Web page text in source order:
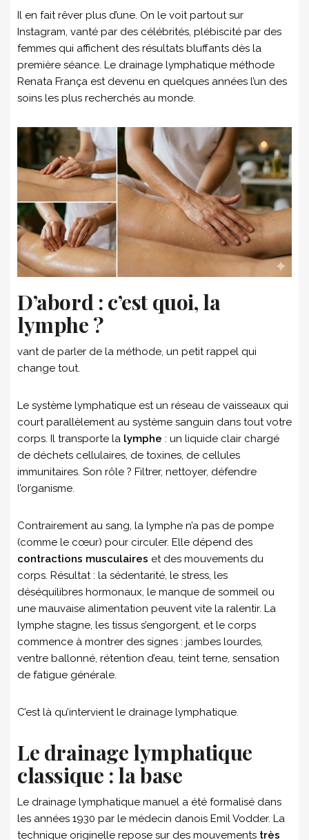
Il en fait rêver plus d’une. On le voit partout sur
Instagram, vanté par des célébrités, plébiscité par des
femmes qui affichent des résultats bluffants dès la
première séance. Le drainage lymphatique méthode
Renata França est devenu en quelques années l’un des
soins les plus recherchés au monde.
D’abord : c’est quoi, la
lymphe ?
vant de parler de la méthode, un petit rappel qui
change tout.
Le système lymphatique est un réseau de vaisseaux qui
court parallèlement au système sanguin dans tout votre
corps. Il transporte la lymphe : un liquide clair chargé
de déchets cellulaires, de toxines, de cellules
immunitaires. Son rôle ? Filtrer, nettoyer, défendre
l’organisme.
Contrairement au sang, la lymphe n’a pas de pompe
(comme le cœur) pour circuler. Elle dépend des
contractions musculaires et des mouvements du
corps. Résultat : la sédentarité, le stress, les
déséquilibres hormonaux, le manque de sommeil ou
une mauvaise alimentation peuvent vite la ralentir. La
lymphe stagne, les tissus s’engorgent, et le corps
commence à montrer des signes : jambes lourdes,
ventre ballonné, rétention d’eau, teint terne, sensation
de fatigue générale.
C’est là qu’intervient le drainage lymphatique.
Le drainage lymphatique
classique : la base
Le drainage lymphatique manuel a été formalisé dans
les années 1930 par le médecin danois Emil Vodder. La
technique originelle repose sur des mouvements très